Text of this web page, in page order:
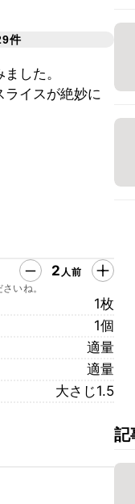
件
した。
ライスが絶妙に
2 人前
いね。
1枚
1個
適量
適量
大さじ1.5
記